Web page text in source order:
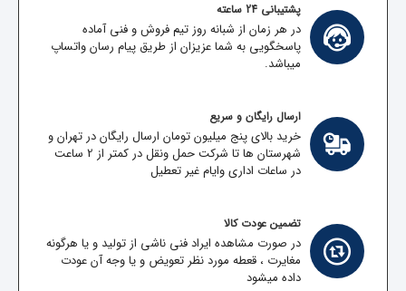
پشتیبانی 24 ساعته
در هر زمان از شبانه روز تیم فروش و فنی آماده
پاسخگویی به شما عزیزان از طریق پیام رسان واتساپ
میباشد.
ارسال رایگان و سریع
خرید بالای پنج میلیون تومان ارسال رایگان در تهران و
شهرستان ها تا شرکت حمل ونقل در کمتر از 2 ساعت
در ساعات اداری وایام غیر تعطیل
تضمین عودت کالا
در صورت مشاهده ایراد فنی ناشی از تولید و یا هرگونه
مغایرت ، قعطه مورد نظر تعویض و یا وجه آن عودت
داده میشود